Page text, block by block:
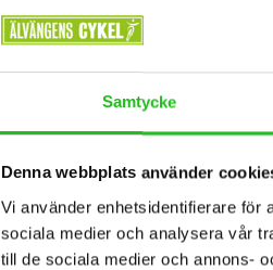
Samtycke
Denna webbplats använder
Vi använder enhetsidentifierare för
sociala medier och analysera vår
till de sociala medier och annons-